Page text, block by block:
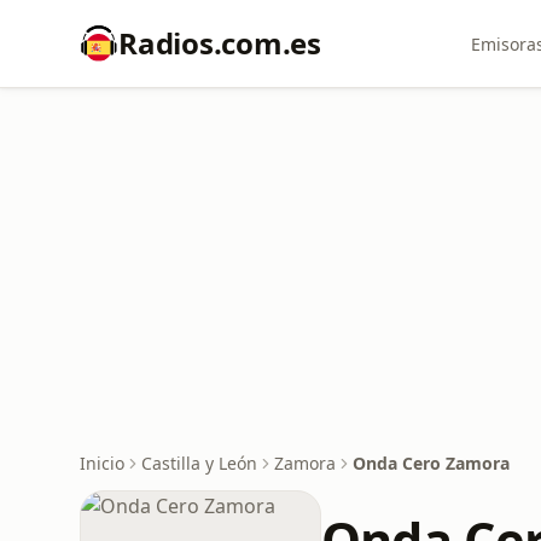
Radios.com.es
Inicio Castilla y León Zamora Onda Cero Zamora